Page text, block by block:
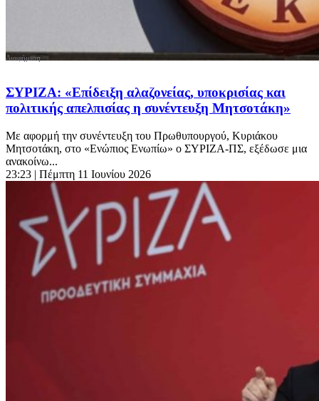
ΣΥΡΙΖΑ: «Επίδειξη αλαζονείας, υποκρισίας και
πολιτικής απελπισίας η συνέντευξη Μητσοτάκη»
Με αφορμή την συνέντευξη του Πρωθυπουργού, Κυριάκου
Μητσοτάκη, στο «Ενώπιος Ενωπίω» ο ΣΥΡΙΖΑ-ΠΣ, εξέδωσε μια
ανακοίνω...
23:23 | Πέμπτη 11 Ιουνίου 2026